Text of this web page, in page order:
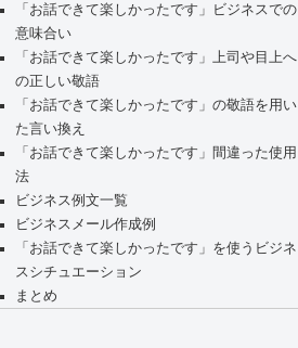
「お話できて楽しかったです」ビジネスでの
意味合い
「お話できて楽しかったです」上司や目上へ
の正しい敬語
「お話できて楽しかったです」の敬語を用い
た言い換え
「お話できて楽しかったです」間違った使用
法
ビジネス例文一覧
ビジネスメール作成例
「お話できて楽しかったです」を使うビジネ
スシチュエーション
まとめ